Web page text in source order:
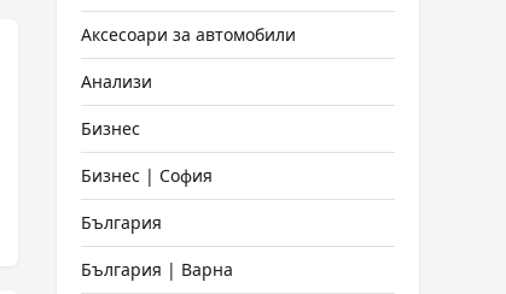
Аксесоари за автомобили
Анализи
Бизнес
Бизнес | София
България
България | Варна